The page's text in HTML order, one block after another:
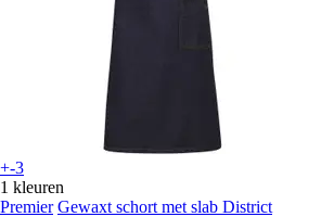
+-3
1 kleuren
Premier Gewaxt schort met slab District